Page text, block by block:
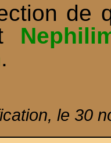
de
.
le 30